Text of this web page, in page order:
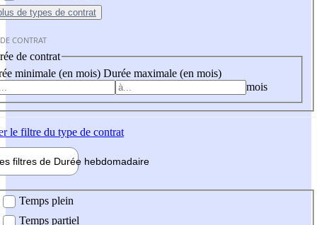
de types de contrat
CONTRAT
de contrat
minimale (en mois) Durée maximale (en mois)
mois
le filtre du type de contrat
filtres de Durée hebdomadaire
Temps plein
Temps partiel